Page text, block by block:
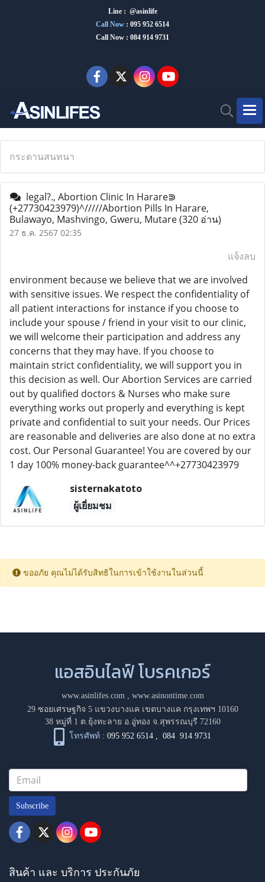
Line : @asinlife
Call Now : 095 952 6514
Call Now : 084 914 9731
กระดานสนทนา
legal?., Abortion Clinic In Harare⋑
(+27730423979)^/////Abortion Pills In Harare,
Bulawayo, Mashvingo, Gweru, Mutare(320 อ่าน)
27 ธ.ค. 2567 02:35
แจ้งลบ
environment because we believe that we are involved
with sensitive issues. We respect the confidentiality of
all patient interactions for instance if you choose to
include your spouse / friend in your visit to our clinic,
we will welcome their participation and address any
concerns that they may have. If you choose to
maintain strict confidentiality, we will support you in
this decision as well. Our Abortion Services are carried
out by qualified doctors & Nurses who make sure
everything works out properly and everything is kept
private and confidential to suit your needs. Our Prices
are reasonable and deliveries are also done at no extra
cost. Our Personal Guarantee! You are covered by our
1 day 100% money-back guarantee^^+27730423979
sisternakatoto
ผู้เยี่ยมชม
ขออภัย คุณไม่ได้รับสิทธิในการเข้าใช้งานในส่วนนี้
แอสอินไลฟ์ โบรคเกอร์
www.asinlifes.com, www.asinontime.com
29 ซอยเศรษฐกิจ 5 แขวงบางแค เขตบางแค กรุงเทพฯ 10160
38 หมู่ที่ 1 ต.ยุ้งทะลาย อ.อู่ทอง จ.สุพรรณบุรี 72160
โทรศัพท์ : 095 952 6514 ,084 914 9731
Subscribe
สินค้า และ บริการ ประกันภัย